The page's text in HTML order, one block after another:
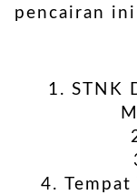
pencairan
STNK